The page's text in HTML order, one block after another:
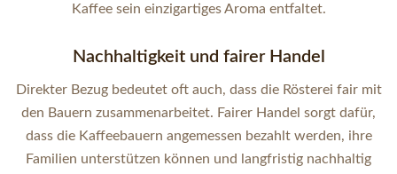
Kaffee sein einzigartiges Aroma entfaltet.
Nachhaltigkeit und fairer Handel
Direkter Bezug bedeutet oft auch, dass die Rösterei fair mit
den Bauern zusammenarbeitet. Fairer Handel sorgt dafür,
dass die Kaffeebauern angemessen bezahlt werden, ihre
Familien unterstützen können und langfristig nachhaltig